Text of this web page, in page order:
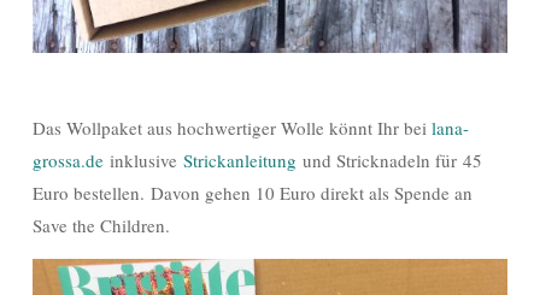
Das Wollpaket aus hochwertiger Wolle könnt Ihr bei lana-
grossa.de inklusive Strickanleitung und Stricknadeln für 45
Euro bestellen. Davon gehen 10 Euro direkt als Spende an
Save the Children.